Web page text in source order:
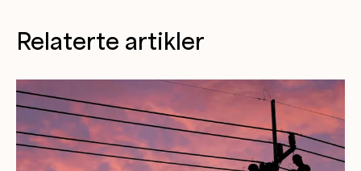
Relaterte artikler